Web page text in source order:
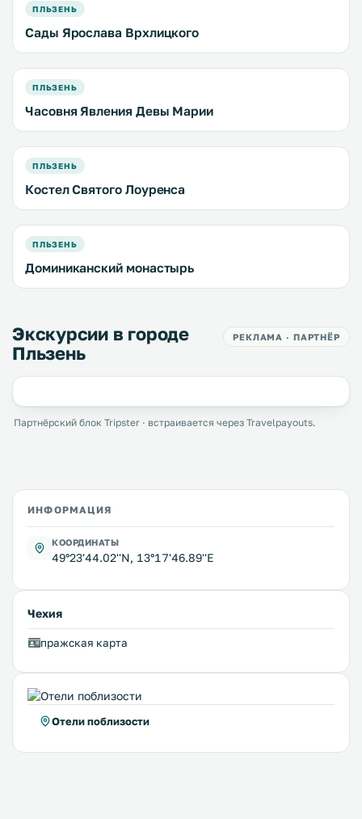
ПЛЬЗЕНЬ
Сады Ярослава Врхлицкого
ПЛЬЗЕНЬ
Часовня Явления Девы Марии
ПЛЬЗЕНЬ
Костел Святого Лоуренса
ПЛЬЗЕНЬ
Доминиканский монастырь
Экскурсии в городе
Пльзень
РЕКЛАМА · ПАРТНЁР
Партнёрский блок Tripster · встраивается через Travelpayouts.
ИНФОРМАЦИЯ
КООРДИНАТЫ
49°23'44.02''N, 13°17'46.89''E
Чехия
пражская карта
Отели поблизости